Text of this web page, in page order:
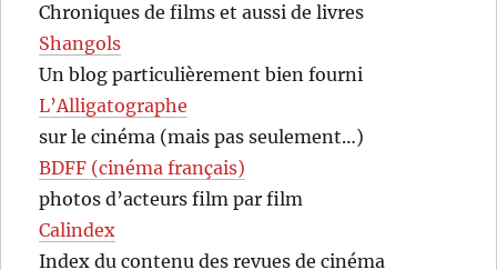
Chroniques de films et aussi de livres
Shangols
Un blog particulièrement bien fourni
L’Alligatographe
sur le cinéma (mais pas seulement…)
BDFF (cinéma français)
photos d’acteurs film par film
Calindex
Index du contenu des revues de cinéma